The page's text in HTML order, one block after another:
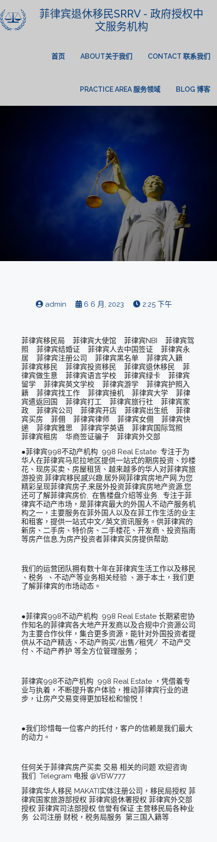
菲律宾退休移民SRRV - 政府授权中
文服务机构
首页 ABOUT关于我们 CONTACT 联系我们
PRACTICE AREA 服务领域 BLOG 博客
admin 6 6 月, 2023 2:25 下午
菲律宾移民局 菲律宾大使馆 菲律宾NBI 菲律宾驾
照 菲律宾结婚证 菲律宾人去中国签证 菲律宾永
居 菲律宾注册公司 菲律宾黑名单 菲律宾入籍
菲律宾移民 菲律宾投资移民 菲律宾退休移民 菲
律宾做生意 菲律宾语言学校 菲律宾绿卡 菲律宾
留学 菲律宾英文学校 菲律宾游学 菲律宾护照入
籍 菲律宾找工作 菲律宾接机 菲律宾大学 菲律
宾遣返回国 菲律宾打工 菲律宾旅行社 菲律宾家
政 菲律宾公司 菲律宾开店 菲律宾出生纸 菲律
宾买房 菲佣 菲律宾律师 菲律宾女佣 菲律宾快
递 菲律宾雅思 菲律宾学英语 菲律宾国际驾照
菲律宾租房 华商签证骗子 菲律宾外交部
●菲律宾998不动产机构 998 Real Estate 专注于为
华人在菲律宾马尼拉地区提供一站式的期房投资、炒楼
花、现房买卖、房屋租赁、越来越多的华人对菲律宾旅
游投资,菲律宾移民感兴趣,居外网菲律宾房地产网,为您
精彩呈现菲律宾房子,来居外投资菲律宾房地产资源,您
还可了解菲律宾房价, 在售楼盘介绍等业务. 专注于菲
律宾不动产市场，是菲律宾最大的外国人不动产服务机
构之一，主要服务在菲外国人以及在菲工作生活的业主
和租客，提供一站式中文/英文资讯服务。供菲律宾的
新房、二手房、特价房、二手楼花、开发商、投资指南
等房产信息,为房产投资者菲律宾买房提供帮助.
我们的运营团队拥有数十年在菲律宾生活工作以及移民
、税务 、不动产等业务相关经验 、源于本土，我们更
了解菲律宾的市场动态。
●菲律宾998不动产机构 998 Real Estate 长期紧密协
作知名的菲律宾各大地产开发商以及合规中介资源公司
为主要合作伙伴，集合更多资源，能针对外国投资者提
供从不动产精选、不动产购买/出售/租凭/ 不动产交
付、不动产养护 等全方位管理服务；
菲律宾998不动产机构 998 Real Estate ，凭借着专
业与执着，不断提升客户体验，推动菲律宾行业的进
步，让房产交易变得更加轻松和愉悦！
●我们珍惜每一位客户的托付，客户的信赖是我们最大
的动力。
任何关于菲律宾房产买卖 交易 相关的问题 欢迎咨询
我们 Telegram 电报 @VBW777
菲律宾华人移民 MAKATI实体注册公司，移民局授权 菲
律宾国家旅游部授权 菲律宾退休署授权 菲律宾外交部
授权 菲律宾司法部授权 信誉有保证 主营移民局各种业
务 公司注册 财税，税务局服务 第三国入籍等 .